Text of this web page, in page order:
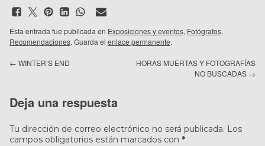
Esta entrada fue publicada en Exposiciones y eventos, Fotógrafos,
Recomendaciones. Guarda el enlace permanente.
← WINTER’S END
HORAS MUERTAS Y FOTOGRAFÍAS
NO BUSCADAS →
Deja una respuesta
Tu dirección de correo electrónico no será publicada. Los
campos obligatorios están marcados con *